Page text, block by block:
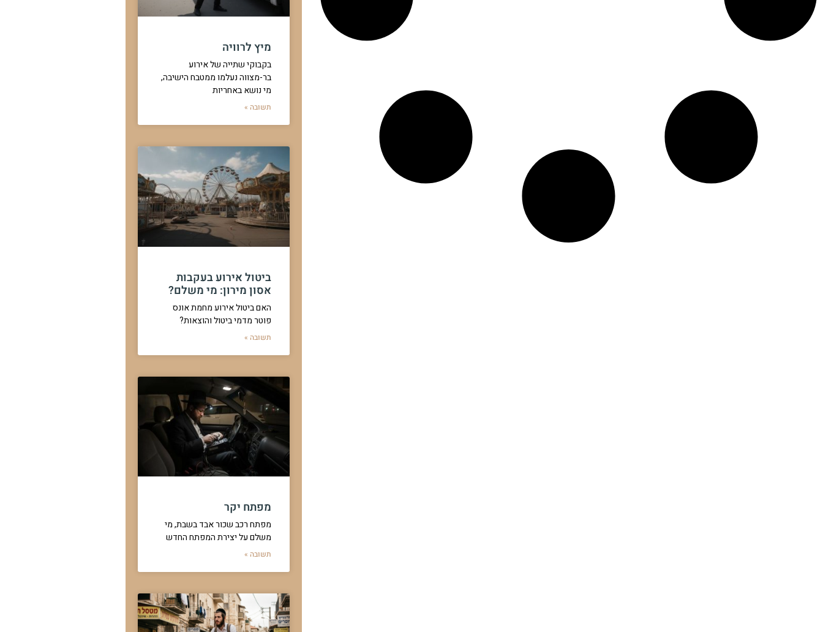
מיץ לרוויה
בקבוקי שתייה של אירוע
בר-מצווה נעלמו ממטבח הישיבה,
מי נושא באחריות
תשובה »
ביטול אירוע בעקבות
אסון מירון: מי משלם?
האם ביטול אירוע מחמת אונס
פוטר מדמי ביטול והוצאות?
תשובה »
מפתח יקר
מפתח רכב שכור אבד בשבת, מי
משלם על יצירת המפתח החדש
תשובה »